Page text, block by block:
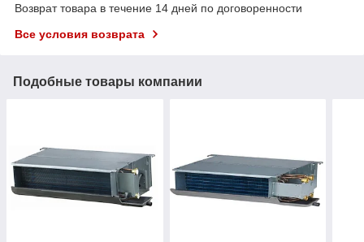
Возврат товара в течение 14 дней по договоренности
Все условия возврата
Подобные товары компании